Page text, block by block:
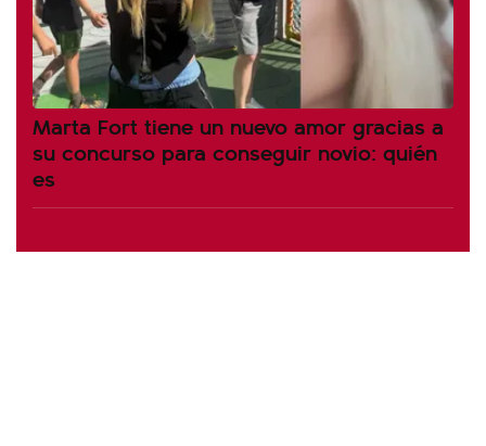
Marta Fort tiene un nuevo amor gracias a
su concurso para conseguir novio: quién
es